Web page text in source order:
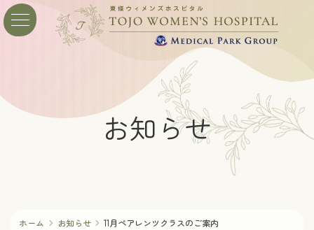
コ
ン
へ
ナ
ビ
ョ
お知らせ
ホーム お知らせ 11月ペアレンツクラスのご案内